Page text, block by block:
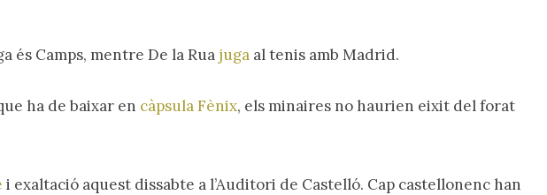
és Camps, mentre De la Rua juga al tenis amb Madrid.
ha de baixar en càpsula Fènix, els minaires no haurien eixit del forat
i exaltació aquest dissabte a l’Auditori de Castelló. Cap castellonenc han